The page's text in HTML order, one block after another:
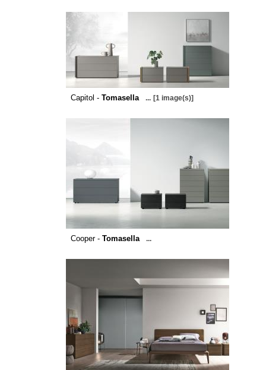
Capitol - Tomasella ... [1 image(s)]
Cooper - Tomasella ...